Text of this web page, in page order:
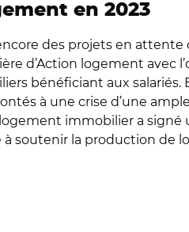
en 2023
des projets en
d’Action logement avec
bénéficiant aux salariés.
à une crise d’une
immobilier a
soutenir la production de